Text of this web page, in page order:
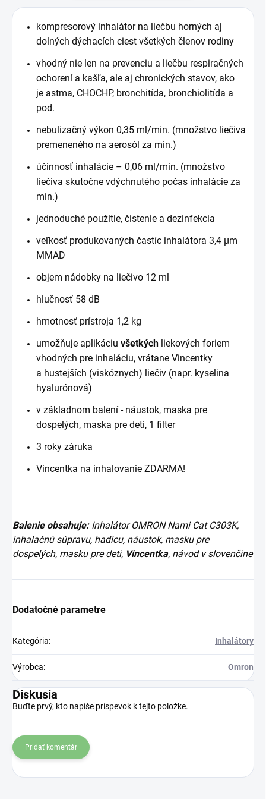
kompresorový inhalátor na liečbu horných aj
dolných dýchacích ciest všetkých členov rodiny
vhodný nie len na prevenciu a liečbu respiračných
ochorení a kašľa, ale aj chronických stavov, ako
je astma, CHOCHP, bronchitída, bronchiolitída a
pod.
nebulizačný výkon 0,35 ml/min. (množstvo liečiva
premeneného na aerosól za min.)
účinnosť inhalácie – 0,06 ml/min. (množstvo
liečiva skutočne vdýchnutého počas inhalácie za
min.)
jednoduché použitie, čistenie a dezinfekcia
veľkosť produkovaných častíc inhalátora 3,4 µm
MMAD
objem nádobky na liečivo 12 ml
hlučnosť 58 dB
hmotnosť prístroja 1,2 kg
umožňuje aplikáciu všetkých liekových foriem
vhodných pre inhaláciu, vrátane Vincentky
a hustejších (viskóznych) liečiv (napr. kyselina
hyalurónová)
v základnom balení - náustok, maska pre
dospelých, maska pre deti, 1 filter
3 roky záruka
Vincentka na inhalovanie ZDARMA!
Balenie obsahuje:Inhalátor OMRON Nami Cat C303K,
inhalačnú súpravu, hadicu, náustok, masku pre
dospelých, masku pre deti, Vincentka, návod v slovenčine
Dodatočné parametre
Kategória: Inhalátory
Výrobca: Omron
Diskusia
Buďte prvý, kto napíše príspevok k tejto položke.
Pridať komentár